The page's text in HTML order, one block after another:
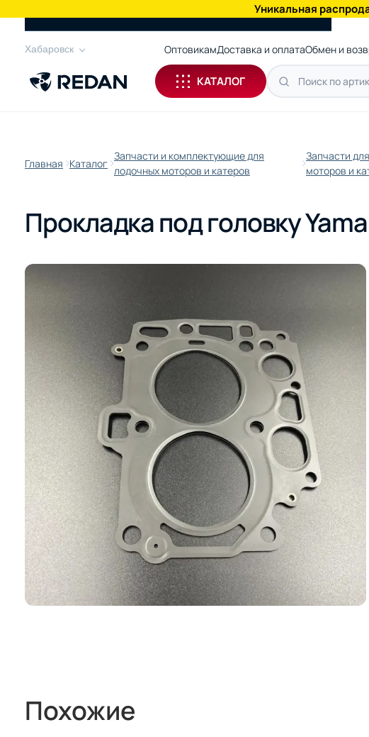
Уникальная
Хабаровск ОптовикамДоставка и оплатаОбмен и
КАТАЛОГ
Главная Каталог
Запчасти и комплектующие для
лодочных моторов и катеров
Запчасти
моторов и
Прокладка под головку
Похожие